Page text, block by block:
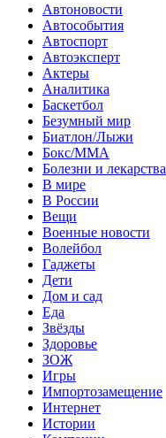
Автоновости
Автособытия
Автоспорт
Автоэксперт
Актеры
Аналитика
Баскетбол
Безумный мир
Биатлон/Лыжи
Бокс/MMA
Болезни и лекарства
В мире
В России
Вещи
Военные новости
Волейбол
Гаджеты
Дети
Дом и сад
Еда
Звёзды
Здоровье
ЗОЖ
Игры
Импортозамещение
Интернет
Истории